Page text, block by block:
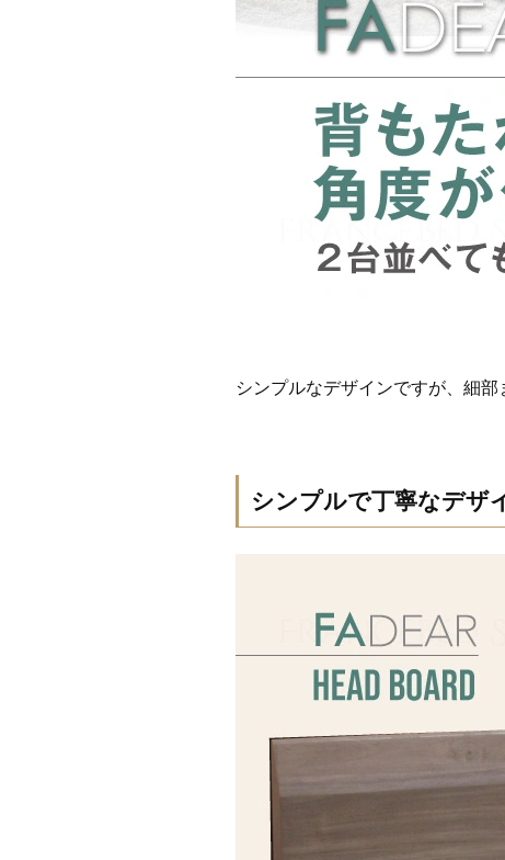
シンプルなデザインですが、細
シンプルで丁寧なデザ